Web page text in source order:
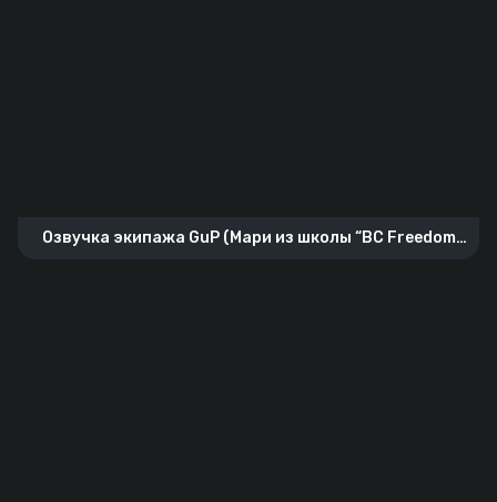
Озвучка экипажа GuP (Мари из школы “BC Freedom